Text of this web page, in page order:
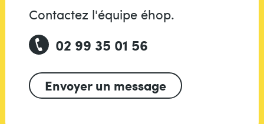
Contactez l'équipe éhop.
02 99 35 01 56
Envoyer un message